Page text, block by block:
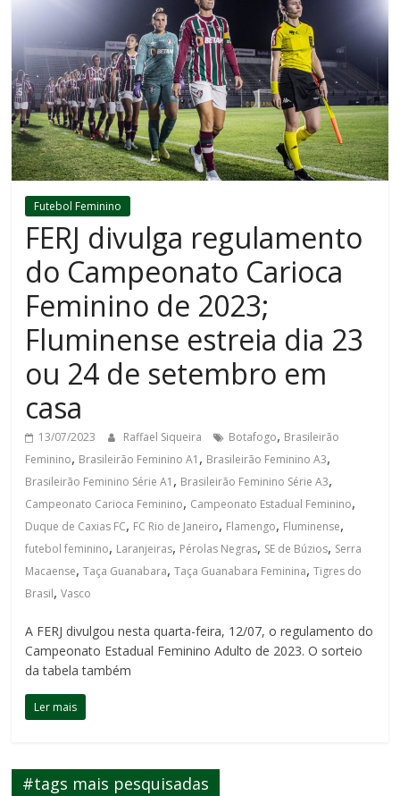
Futebol Feminino
FERJ divulga regulamento
do Campeonato Carioca
Feminino de 2023;
Fluminense estreia dia 23
ou 24 de setembro em
casa
13/07/2023 Raffael Siqueira Botafogo, Brasileirão
Feminino, Brasileirão Feminino A1 , Brasileirão Feminino A3,
Brasileirão Feminino Série A1 , Brasileirão Feminino Série A3,
Campeonato Carioca Feminino, Campeonato Estadual Feminino,
Duque de Caxias FC, FC Rio de Janeiro, Flamengo, Fluminense,
futebol feminino, Laranjeiras, Pérolas Negras, SE de Búzios, Serra
Macaense,Taça Guanabara,Taça Guanabara Feminina,Tigres do
Brasil,Vasco
A FERJ divulgou nesta quarta-feira, 12/07, o regulamento do
Campeonato Estadual Feminino Adulto de 2023. O sorteio
da tabela também
Ler mais
#tags mais pesquisadas